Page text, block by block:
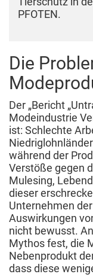
PFOTEN.
Die
Der „Bericht
Modeindustrie
ist: Schlechte
während der
Verstöße gegen
Mulesing,
dieser
Unternehmen
Auswirkungen
nicht bewusst.
Mythos fest, die
Nebenprodukt
dass diese